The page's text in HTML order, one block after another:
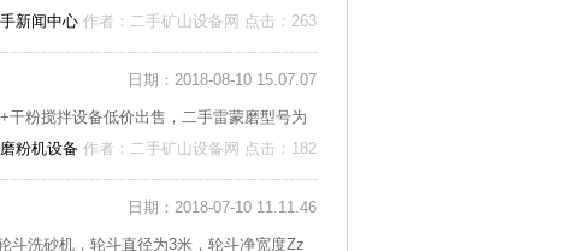
新闻中心 作者：二手矿山设备网 点击：263
日期：2018-08-10 15.07.07
粉搅拌设备低价出售，二手雷蒙磨型号为
粉机设备 作者：二手矿山设备网 点击：182
日期：2018-07-10 11.11.46
斗洗砂机，轮斗直径为3米，轮斗净宽度Zz